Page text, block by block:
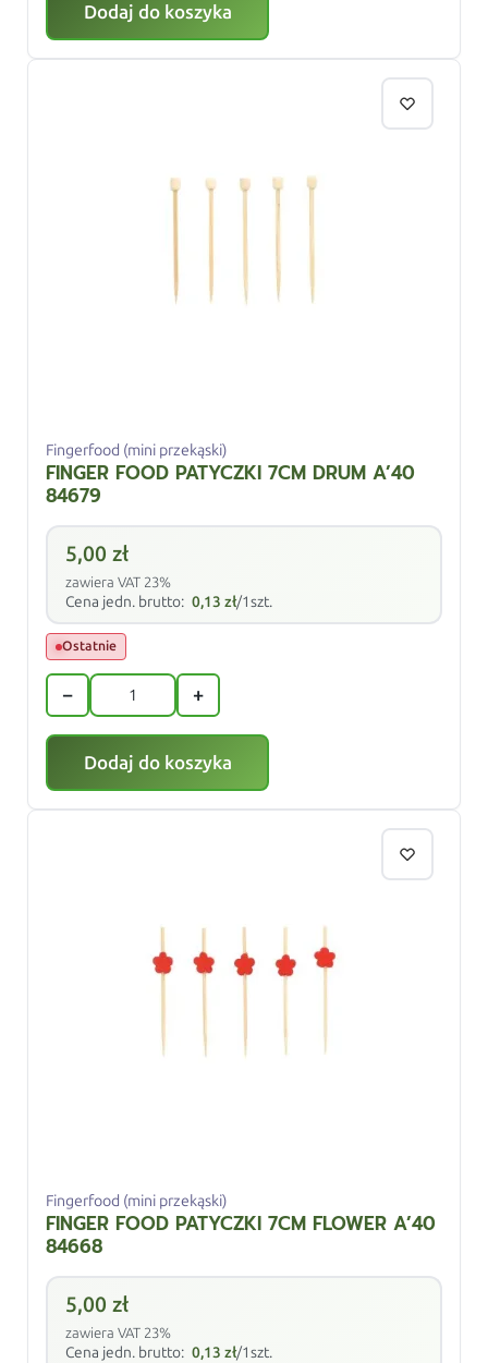
Dodaj do koszyka
Fingerfood (mini przekąski)
FINGER FOOD PATYCZKI 7CM DRUM A’40
84679
5,00zł
zawiera VAT 23%
Cena jedn. brutto: 0,13zł/1szt.
Ostatnie
− +
Dodaj do koszyka
Fingerfood (mini przekąski)
FINGER FOOD PATYCZKI 7CM FLOWER A’40
84668
5,00zł
zawiera VAT 23%
Cena jedn. brutto: 0,13zł/1szt.